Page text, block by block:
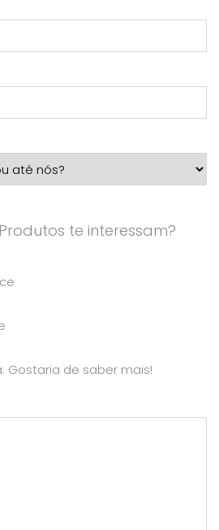
te interessam?
Gostaria de saber mais!